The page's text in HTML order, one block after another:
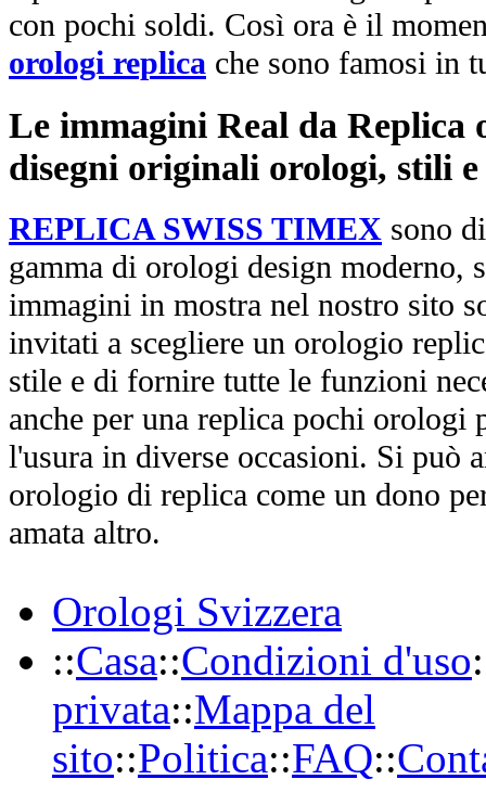
con pochi soldi. Così ora è il
orologi replica che sono famosi in
Le immagini Real da Replica
disegni originali orologi, stili
REPLICA SWISS TIMEX sono
gamma di orologi design moderno,
immagini in mostra nel nostro sito
invitati a scegliere un orologio
stile e di fornire tutte le funzioni
anche per una replica pochi orologi
l'usura in diverse occasioni. Si può
orologio di replica come un dono
amata altro.
Orologi Svizzera
::Casa::Condizioni d'uso
privata::Mappa del
sito::Politica::FAQ::